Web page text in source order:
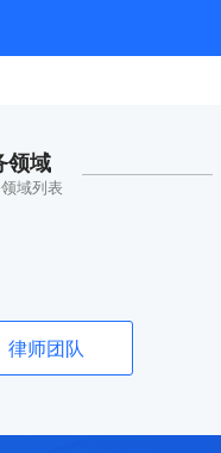
领域
域列表
律师团队